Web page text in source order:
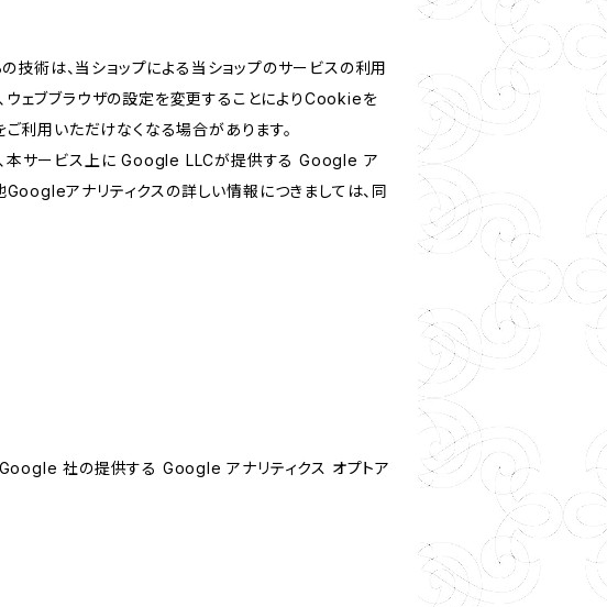
技術は、当ショップによる当ショップのサービスの利用
ェブブラウザの設定を変更することによりCookieを
利用いただけなくなる場合があります。
、本サービス上に Google LLCが提供する Google ア
アナリティクスの詳しい情報につきましては、同
社の提供する Google アナリティクス オプトア